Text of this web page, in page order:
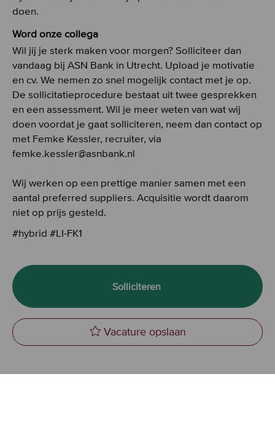
doen.
Word onze collega
Wil jij je sterk maken voor morgen? Solliciteer dan
vandaag bij ASN Bank in Utrecht. Upload je motivatie
en cv. We nemen zo snel mogelijk contact met je op.
De sollicitatieprocedure bestaat uit twee gesprekken
en een assessment. Wil je meer weten van wat wij
doen voordat je gaat solliciteren, neem dan contact op
met Femke Kessler, recruiter, via
femke.kessler@asnbank.nl
Wij werken op een prettige manier samen met een
aantal preferred suppliers. Acquisitie wordt daarom
niet op prijs gesteld.
#hybrid #LI-FK1
Solliciteren
Vacature opslaanProduct Manager